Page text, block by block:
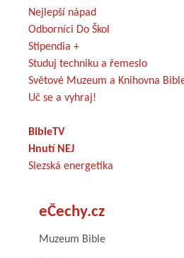
Nejlepší nápad
Odborníci Do Škol
Stipendia +
Studuj techniku a řemeslo
Světové Muzeum a Knihovna
Uč se a vyhraj!
BibleTV
Hnutí NEJ
Slezská energetika
eČechy.cz
Muzeum Bible